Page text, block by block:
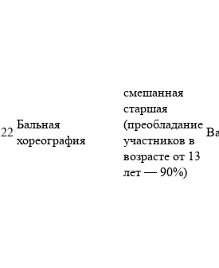
22
Бальная
хореография
смешанная
старшая
(преобладание
участников в
возрасте от 13
лет — 90%)